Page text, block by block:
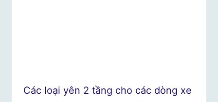
Các loại yên 2 tầng cho các dòng xe